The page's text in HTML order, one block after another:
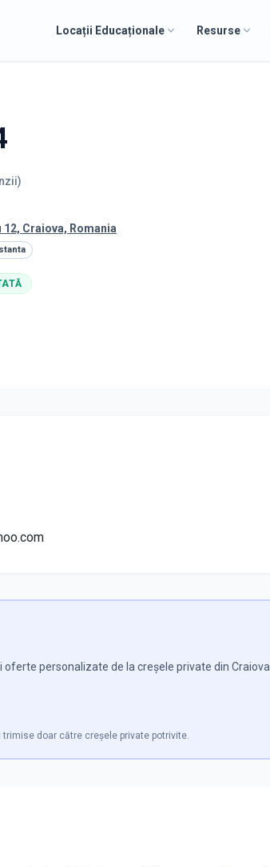
Locații Educaționale Resurse
)
Craiova, Romania
oferte personalizate de la creșele private din Craiova.
doar către creșele private potrivite.